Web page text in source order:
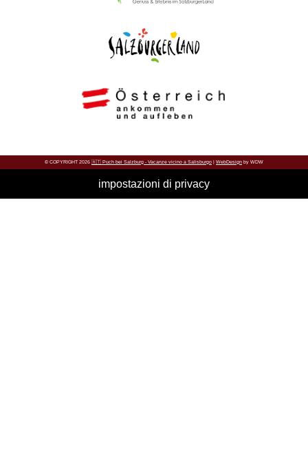
© COPYRIGHT 2026 🇦🇹 Puch bei Salzburg - Vacanze vicino a Salisburgo WebDesign by WDW
impostazioni di privacy